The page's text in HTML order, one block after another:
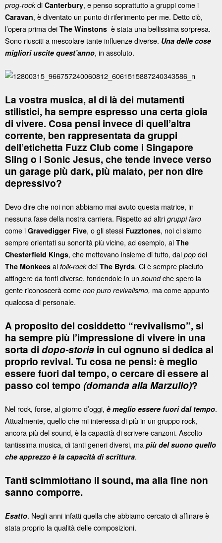
prog-rockdi Canterbury, e penso soprattutto a gruppi come i
Caravan, è diventato un punto di riferimento per me. Detto ciò,
l’opera prima dei The Winstons è stata una bellissima sorpresa.
Sono riusciti a mescolare tante influenze diverse. Una delle cose
migliori uscite quest’anno, in assoluto.
La vostra musica, al di là dei mutamenti
stilistici, ha sempre espresso una certa gioia
di vivere. Cosa pensi invece di quell’altra
corrente, ben rappresentata da gruppi
dell’etichetta Fuzz Club come i Singapore
Sling o i Sonic Jesus, che tende invece verso
un garage più dark, più malato, per non dire
depressivo?
Devo dire che noi non abbiamo mai avuto questa matrice, in
nessuna fase della nostra carriera. Rispetto ad altri gruppi faro
come i Gravedigger Five, o gli stessi Fuzztones, noi ci siamo
sempre orientati su sonorità più vicine, ad esempio, ai The
Chesterfield Kings, che mettevano insieme di tutto, dal pop dei
The Monkees al folk-rockdei The Byrds. Ci è sempre piaciuto
attingere da fonti diverse, fondendole in un soundche spero la
gente riconoscerà come non puro revivalismo, ma come appunto
qualcosa di personale.
A proposito del cosiddetto “revivalismo”, si
ha sempre più l’impressione di vivere in una
sorta di dopo-storia in cui ognuno si dedica al
proprio revival. Tu cosa ne pensi: è meglio
essere fuori dal tempo, o cercare di essere al
passo col tempo (domanda alla Marzullo)?
Nel rock, forse, al giorno d’oggi, è meglio essere fuori dal tempo.
Attualmente, quello che mi interessa di più in un gruppo rock,
ancora più del sound, è la capacità di scrivere canzoni. Ascolto
tantissima musica, di tanti generi diversi, ma più del suono quello
che apprezzo è la capacità di scrittura.
Tanti scimmiottano il sound, ma alla fine non
sanno comporre.
Esatto. Negli anni infatti quella che abbiamo cercato di affinare è
stata proprio la qualità delle composizioni.